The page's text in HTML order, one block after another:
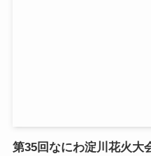
第35回なにわ淀川花火大